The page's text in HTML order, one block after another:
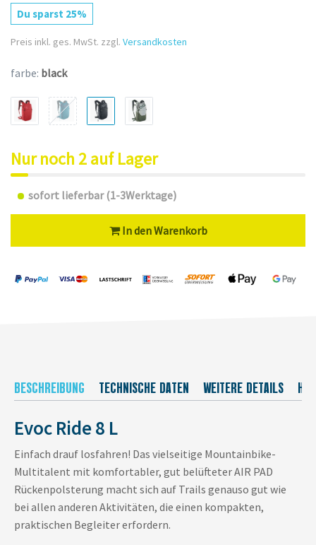
Du sparst 25%
Preis inkl. ges. MwSt. zzgl. Versandkosten
farbe: black
Nur noch 2 auf Lager
sofort lieferbar (1-3Werktage)
In den Warenkorb
BESCHREIBUNG TECHNISCHE DATEN WEITERE DETAILS
Evoc Ride 8 L
Einfach drauf losfahren! Das vielseitige Mountainbike-
Multitalent mit komfortabler, gut belüfteter AIR PAD
Rückenpolsterung macht sich auf Trails genauso gut wie
bei allen anderen Aktivitäten, die einen kompakten,
praktischen Begleiter erfordern.